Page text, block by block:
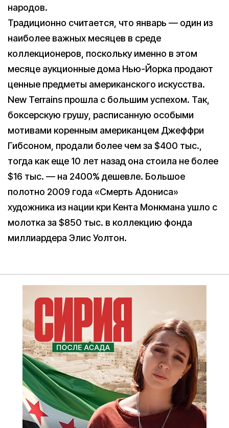
народов.
Традиционно считается, что январь — один из
наиболее важных месяцев в среде
коллекционеров, поскольку именно в этом
месяце аукционные дома Нью-Йорка продают
ценные предметы американского искусства.
New Terrains прошла с большим успехом. Так,
боксерскую грушу, расписанную особыми
мотивами коренным американцем Джеффри
Гибсоном, продали более чем за $400 тыс.,
тогда как еще 10 лет назад она стоила не более
$16 тыс. — на 2400% дешевле. Большое
полотно 2009 года «Смерть Адониса»
художника из нации кри Кента Монкмана ушло с
молотка за $850 тыс. в коллекцию фонда
миллиардера Элис Уолтон.